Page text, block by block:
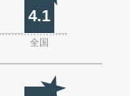
4.1
全国